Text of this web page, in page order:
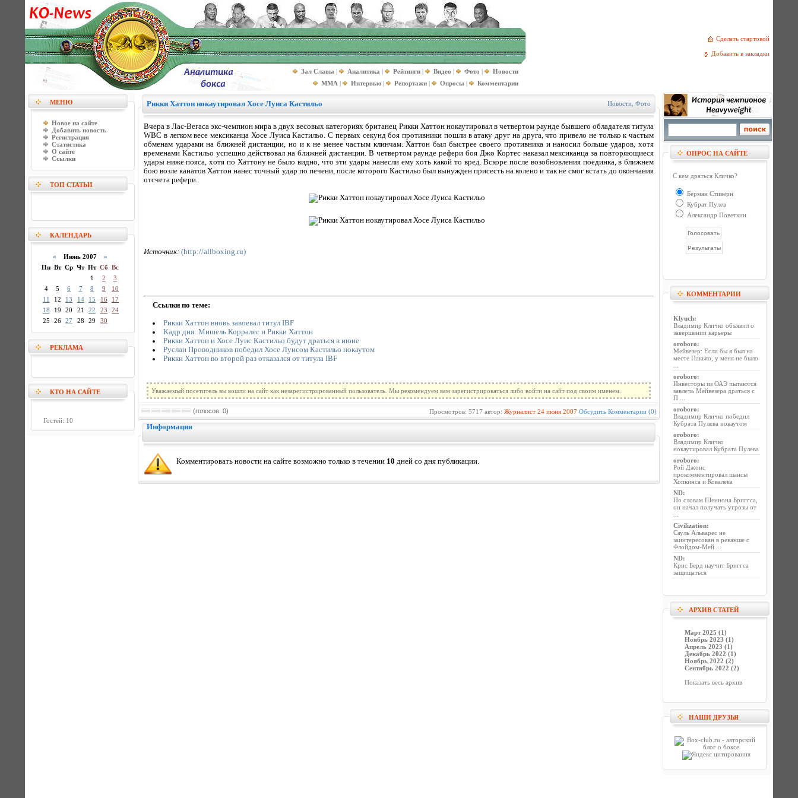
Сделать стартовой
Добавить в закладки
Зал Славы | Аналитика | Рейтинги | Видео | Фото |
Новости
MMA | Интервью | Репортажи | Опросы | Комментарии
МЕНЮ
Новое на сайте
Добавить новость
Регистрация
Статистика
О сайте
Ссылки
ТОП СТАТЬИ
КАЛЕНДАРЬ
« Июнь 2007 »
Пн Вт Ср Чт Пт Сб Вс
1
2
3
4
5 6 7 8 9
10
11
12 13 14 15 16
17
18
19 20 21 22 23
24
25
26 27 28 29 30
РЕКЛАМА
КТО НА САЙТЕ
Гостей: 10
Рикки Хаттон нокаутировал Хосе Луиса Кастильо Новости Фото
Вчера в Лас-Вегаса экс-чемпион мира в двух весовых категориях британец Рикки Хаттон нокаутировал в четвертом раунде бывшего обладателя титула
WBC в легком весе мексиканца Хосе Луиса Кастильо. С первых секунд боя противники пошли в атаку друг на друга, что привело не только к частым
обменам ударами на ближней дистанции, но и к не менее частым клинчам. Хаттон был быстрее своего противника и наносил больше ударов, хотя
временами Кастильо успешно действовал на ближней дистанции. В четвертом раунде рефери боя Джо Кортес наказал мексиканца за повторяющиеся
удары ниже пояса, хотя по Хаттону не было видно, что эти удары нанесли ему хоть какой то вред. Вскоре после возобновления поединка, в ближнем
бою возле канатов Хаттон нанес точный удар по печени, после которого Кастильо был вынужден присесть на колено и так не смог встать до окончания
отсчета рефери.
Источник: (http://allboxing.ru)
Ссылки по теме:
Рикки Хаттон вновь завоевал титул IBF
Кадр дня: Мишель Корралес и Рикки Хаттон
Рикки Хаттон и Хосе Луис Кастильо будут драться в июне
Руслан Проводников победил Хосе Луисом Кастильо нокаутом
Рикки Хаттон во второй раз отказался от титула IBF
Уважаемый посетитель вы вошли на сайт как незарегистрированный пользователь. Мы рекомендуем вам зарегистрироваться либо войти на сайт под своим именем.
(голосов: 0) Просмотров: 5717 автор: Журналист 24 июня 2007 Обсудить Комментарии (0)
Информация
Комментировать новости на сайте возможно только в течении 10 дней со дня публикации.
ОПРОС НА САЙТЕ
С кем драться Кличко?
Берман Стиверн
Кубрат Пулев
Александр Поветкин
КОММЕНТАРИИ
Klyuch:
Владимир Кличко объявил о
завершении карьеры
oroboro:
Мейвезер: Если бы я был на
месте Пакьяо, у меня не было
oroboro:
Инвесторы из ОАЭ пытаются
завлечь Мейвезера драться с
П ...
oroboro:
Владимир Кличко победил
Кубрата Пулева нокаутом
oroboro:
Владимир Кличко
нокаутировал Кубрата Пулева
oroboro:
Рой Джонс
прокомментировал шансы
Хопкинса и Ковалева
ND:
По словам Шеннона Бриггса,
он начал получать угрозы от
Civilization:
Сауль Альварес не
заинтересован в реванше с
Флойдом-Мей ...
ND:
Крис Берд научит Бриггса
защищаться
АРХИВ СТАТЕЙ
Март 2025 (1)
Ноябрь 2023 (1)
Апрель 2023 (1)
Декабрь 2022 (1)
Ноябрь 2022 (2)
Сентябрь 2022 (2)
Показать весь архив
НАШИ ДРУЗЬЯ